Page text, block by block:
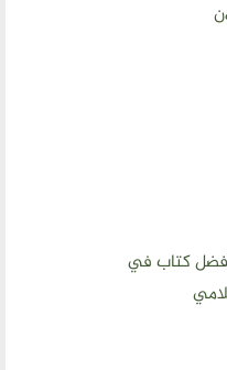
كتاب في